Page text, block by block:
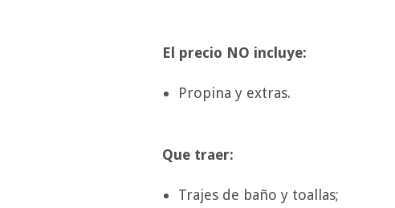
El precio NO incluye:
Propina y extras.
Que traer:
Trajes de baño y toallas;